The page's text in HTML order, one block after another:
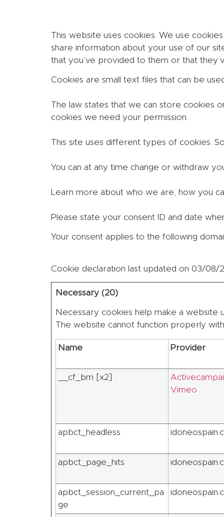
This website uses cookies. We use
share information about your use of our
that you’ve provided to them or that
Cookies are small text files that can be
The law states that we can store cookies
cookies we need your permission.
This site uses different types of cookies.
You can at any time change or withdraw
Learn more about who we are, how you
Please state your consent ID and date
Your consent applies to the following
Cookie declaration last updated on 03/
Necessary (20)
Necessary cookies help make a website
The website cannot function properly
Name Provider
__cf_bm [x2]
Vimeo
apbct_headless
apbct_page_hits
apbct_session_current_pa
ge